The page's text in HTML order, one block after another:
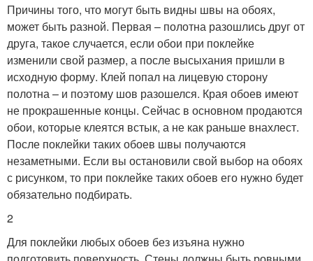
Причины того, что могут быть видны швы на обоях,
может быть разной. Первая – полотна разошлись друг от
друга, такое случается, если обои при поклейке
изменили свой размер, а после высыхания пришли в
исходную форму. Клей попал на лицевую сторону
полотна – и поэтому шов разошелся. Края обоев имеют
не прокрашенные концы. Сейчас в основном продаются
обои, которые клеятся встык, а не как раньше внахлест.
После поклейки таких обоев швы получаются
незаметными. Если вы остановили свой выбор на обоях
с рисунком, то при поклейке таких обоев его нужно будет
обязательно подбирать.
2
Для поклейки любых обоев без изъяна нужно